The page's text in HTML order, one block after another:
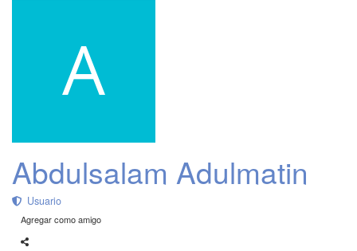
Abdulsalam Adulmatin
Usuario
Agregar como amigo